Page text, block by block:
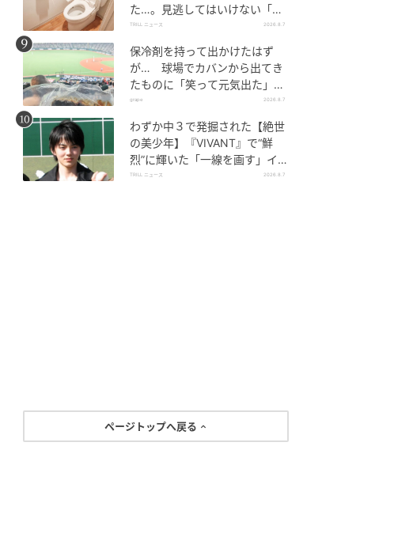
た…。見逃してはいけない「危
険なサイン」とは？【医師が解
TRILL ニュース 2026.8.7
保冷剤を持って出かけたはず
が… 球場でカバンから出てき
たものに「笑って元気出た」
「そんなことある？」の声
grape 2026.8.7
わずか中３で発掘された【絶世
の美少年】『VIVANT』で“鮮
烈”に輝いた「一線を画す」イケ
メン俳優
TRILL ニュース 2026.8.7
ページトップへ戻る